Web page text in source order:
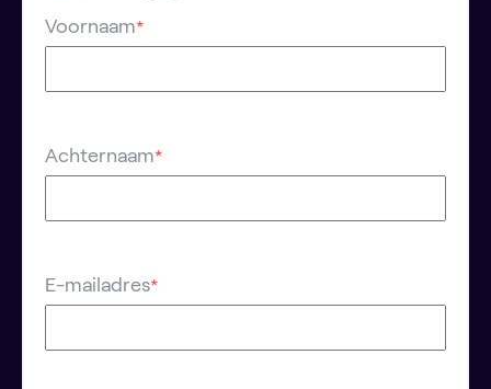
Voornaam*
Achternaam*
E-mailadres*